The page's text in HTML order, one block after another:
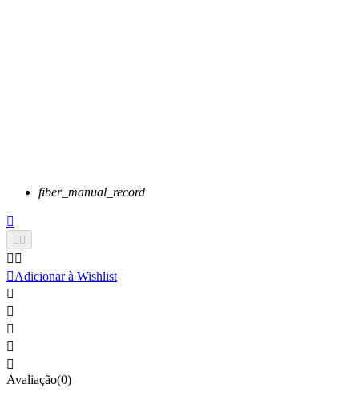
fiber_manual_record


 
Adicionar à Wishlist





Avaliação(0)